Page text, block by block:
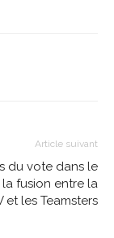
Article suivant
du vote dans le
fusion entre la
et les Teamsters